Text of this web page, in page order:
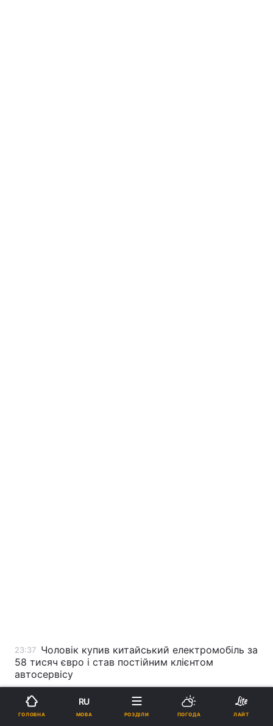
23:37 Чоловік купив китайський електромобіль за
58 тисяч євро і став постійним клієнтом
автосервісу
23:28
В поліції назвали причину смерті
командира 154-ї окремої механізованої бригади
ГОЛОВНА
RU
МОВА РОЗДІЛИ ПОГОДА ЛАЙТ